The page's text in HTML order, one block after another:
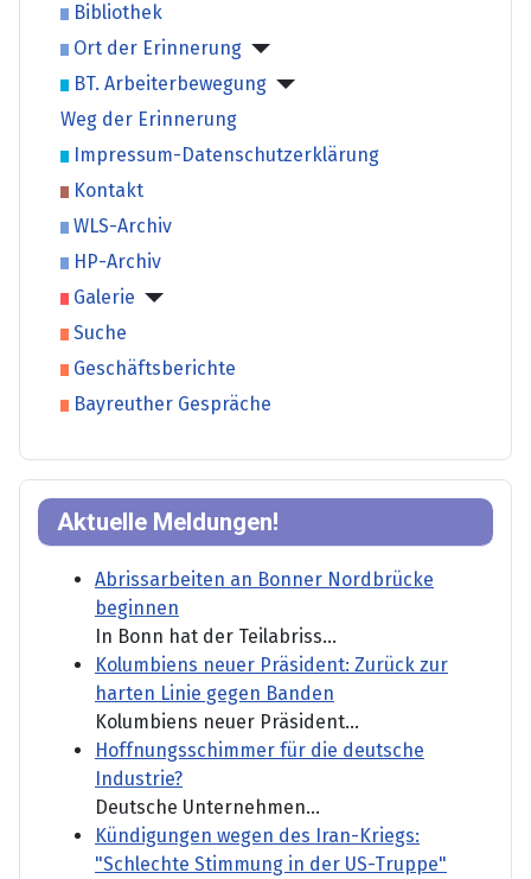
Bibliothek
Ort der Erinnerung
BT. Arbeiterbewegung
Weg der Erinnerung
Impressum-Datenschutzerklärung
Kontakt
WLS-Archiv
HP-Archiv
Galerie
Suche
Geschäftsberichte
Bayreuther Gespräche
Aktuelle Meldungen!
Abrissarbeiten an Bonner Nordbrücke
beginnen
In Bonn hat der Teilabriss...
Kolumbiens neuer Präsident: Zurück zur
harten Linie gegen Banden
Kolumbiens neuer Präsident...
Hoffnungsschimmer für die deutsche
Industrie?
Deutsche Unternehmen...
Kündigungen wegen des Iran-Kriegs:
"Schlechte Stimmung in der US-Truppe"